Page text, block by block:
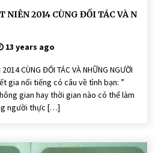
NIÊN 2014 CÙNG ĐỐI TÁC VÀ N
13 years ago
2014 CÙNG ĐỐI TÁC VÀ NHỮNG NGƯỜI
gia nổi tiếng có câu về tình bạn: ”
gian hay thời gian nào có thể làm
người thực […]